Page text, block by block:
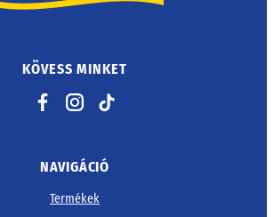
KÖVESS MINKET
Facebook Instagram TikTok
NAVIGÁCIÓ
Termékek